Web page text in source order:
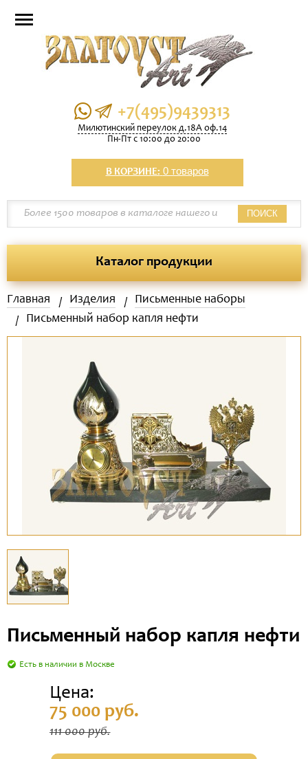
+7(495)9439313
Милютинский переулок д.18А оф.14
Пн-Пт с 10:00 до 20:00
В КОРЗИНЕ: 0 товаров
ПОИСК
Каталог продукции
Главная Изделия
Письменные наборы
Письменный набор капля нефти
Письменный набор капля нефти
Есть в наличии в Москве
Цена:
75 000 руб.
111 000 руб.